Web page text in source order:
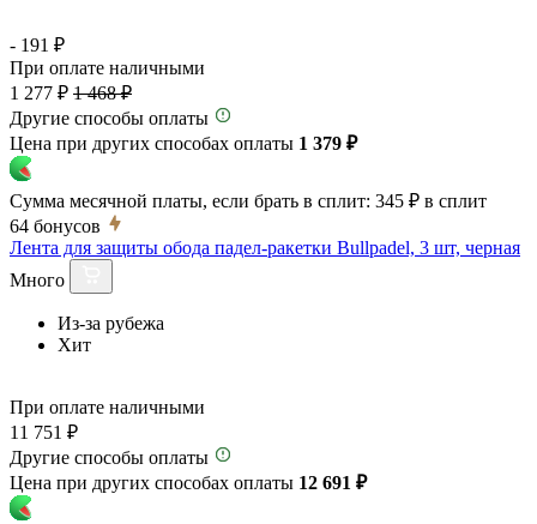
- 191 ₽
При оплате наличными
1 277 ₽ 1 468 ₽
Другие способы оплаты
Цена при других способах оплаты 1 379 ₽
Сумма месячной платы, если брать в сплит: 345 ₽ в сплит
64 бонусов
Лента для защиты обода падел-ракетки Bullpadel, 3 шт, черная
Много
Из-за рубежа
Хит
При оплате наличными
11 751 ₽
Другие способы оплаты
Цена при других способах оплаты 12 691 ₽